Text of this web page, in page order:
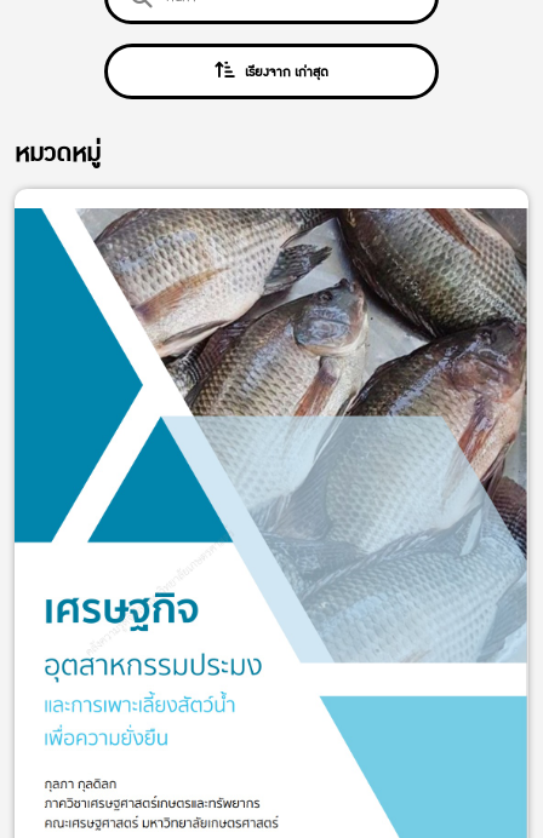
เรียงจาก เก่าสุด
หมวดหมู่